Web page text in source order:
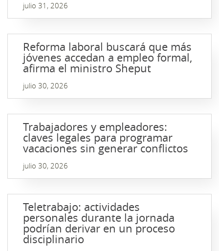
julio 31, 2026
Reforma laboral buscará que más
jóvenes accedan a empleo formal,
afirma el ministro Sheput
julio 30, 2026
Trabajadores y empleadores:
claves legales para programar
vacaciones sin generar conflictos
julio 30, 2026
Teletrabajo: actividades
personales durante la jornada
podrían derivar en un proceso
disciplinario